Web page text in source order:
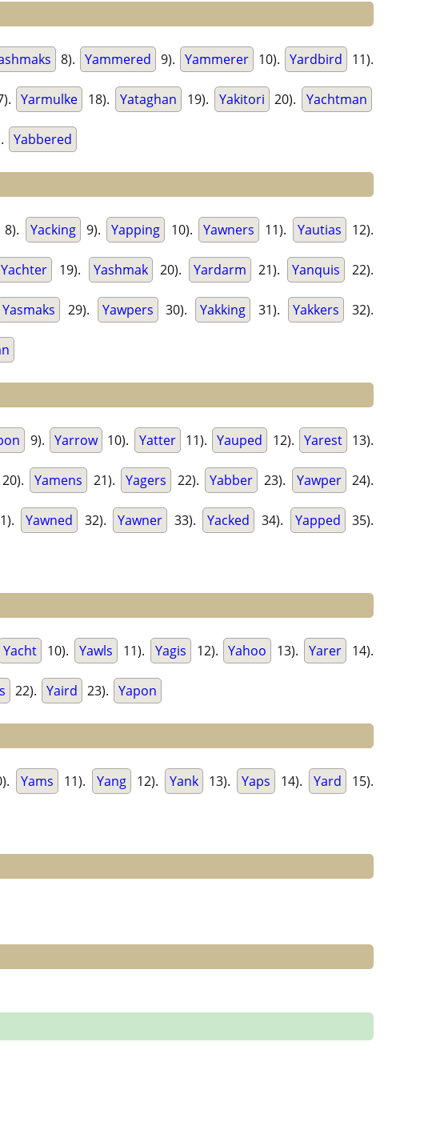
8). Yammered 9). Yammerer 10). Yardbird 11).
Yarmulke 18). Yataghan 19). Yakitori 20). Yachtman
Yabbered
8). Yacking 9). Yapping 10). Yawners 11). Yautias 12).
Yachter 19). Yashmak 20). Yardarm 21). Yanquis 22).
Yasmaks 29). Yawpers 30). Yakking 31). Yakkers 32).
9). Yarrow 10). Yatter 11). Yauped 12). Yarest 13).
20). Yamens 21). Yagers 22). Yabber 23). Yawper 24).
Yawned 32). Yawner 33). Yacked 34). Yapped 35).
Yacht 10). Yawls 11). Yagis 12). Yahoo 13). Yarer 14).
22). Yaird 23). Yapon
Yams 11). Yang 12). Yank 13). Yaps 14). Yard 15).